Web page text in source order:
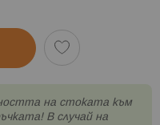
на стоката към
В случай на